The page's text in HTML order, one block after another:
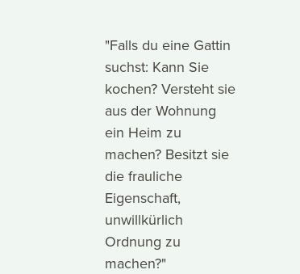
"Falls du eine Gattin
suchst: Kann Sie
kochen? Versteht sie
aus der Wohnung
ein Heim zu
machen? Besitzt sie
die frauliche
Eigenschaft,
unwillkürlich
Ordnung zu
machen?"